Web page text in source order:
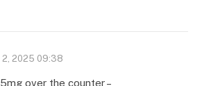
2, 2025 09:38
over the counter –